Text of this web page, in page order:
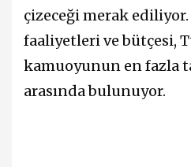
çizeceği merak
faaliyetleri ve bütçesi,
kamuoyunun en fazla
arasında bulunuyor.